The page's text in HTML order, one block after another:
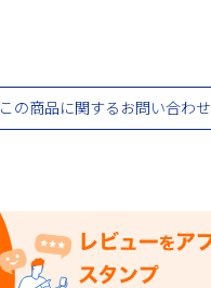
この商品に関するお問い合わせ